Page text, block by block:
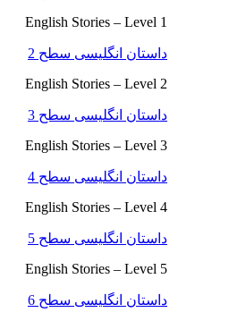
English Stories – Level 1
داستان انگلیسی سطح 2
English Stories – Level 2
داستان انگلیسی سطح 3
English Stories – Level 3
داستان انگلیسی سطح 4
English Stories – Level 4
داستان انگلیسی سطح 5
English Stories – Level 5
داستان انگلیسی سطح 6